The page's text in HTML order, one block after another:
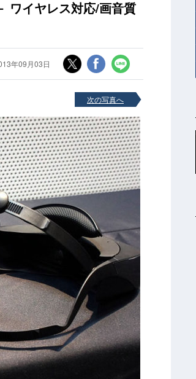
ワイヤレス対応/画音質
年09月03日
次の写真へ